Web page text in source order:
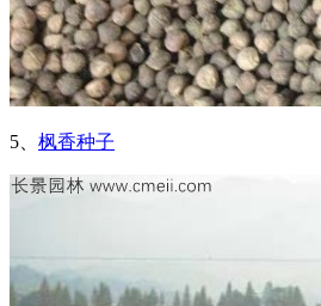
5、 枫香种子